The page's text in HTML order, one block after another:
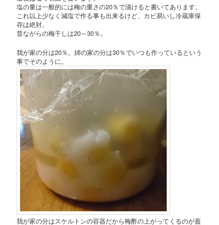
塩の量は一般的には梅の重さの20％で漬けると書いてあります。
これ以上少なく減塩で作る事も出来るけど、カビ易いし冷蔵庫保
存は絶対。
昔ながらの梅干しは20～30％。
我が家の分は20％。姉の家の分は30％でいつも作っているという
事でそのように。
我が家の分はスケルトンの容器だから梅酢の上がってくるのが蓋